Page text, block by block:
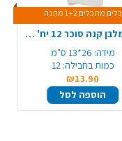
כלים מתכלים 1+2 מתנה
מגש מלבן קנה סוכר 12 יח' - לבן
מידה: 26*13 ס"מ
כמות בחבילה: 12
₪13.90
הוספה לסל